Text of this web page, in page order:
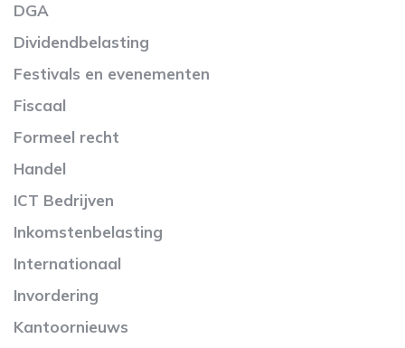
DGA
Dividendbelasting
Festivals en evenementen
Fiscaal
Formeel recht
Handel
ICT Bedrijven
Inkomstenbelasting
Internationaal
Invordering
Kantoornieuws